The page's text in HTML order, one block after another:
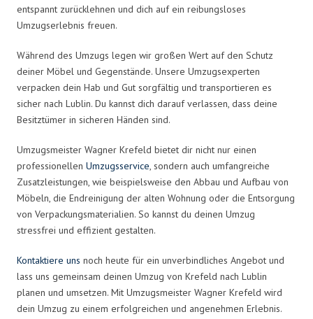
entspannt zurücklehnen und dich auf ein reibungsloses
Umzugserlebnis freuen.
Während des Umzugs legen wir großen Wert auf den Schutz
deiner Möbel und Gegenstände. Unsere Umzugsexperten
verpacken dein Hab und Gut sorgfältig und transportieren es
sicher nach Lublin. Du kannst dich darauf verlassen, dass deine
Besitztümer in sicheren Händen sind.
Umzugsmeister Wagner Krefeld bietet dir nicht nur einen
professionellen Umzugsservice, sondern auch umfangreiche
Zusatzleistungen, wie beispielsweise den Abbau und Aufbau von
Möbeln, die Endreinigung der alten Wohnung oder die Entsorgung
von Verpackungsmaterialien. So kannst du deinen Umzug
stressfrei und effizient gestalten.
Kontaktiere uns noch heute für ein unverbindliches Angebot und
lass uns gemeinsam deinen Umzug von Krefeld nach Lublin
planen und umsetzen. Mit Umzugsmeister Wagner Krefeld wird
dein Umzug zu einem erfolgreichen und angenehmen Erlebnis.